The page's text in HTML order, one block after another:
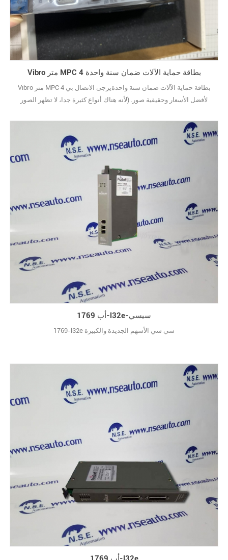
Vibro متر MPC 4 بطاقة حماية الآلات ضمان سنة واحدة
Vibro متر MPC 4 بطاقة حماية الآلات ضمان سنة واحدةيرجى الاتصال بي
لأفضل الأسعار وحقيقية صور. (لأنه هناك أنواع كثيرة جدا، لا تظهر الصور
أب 1769-l32e-سيسي
1769-l32e سي سي الأسهم الجديدة والكبيرة